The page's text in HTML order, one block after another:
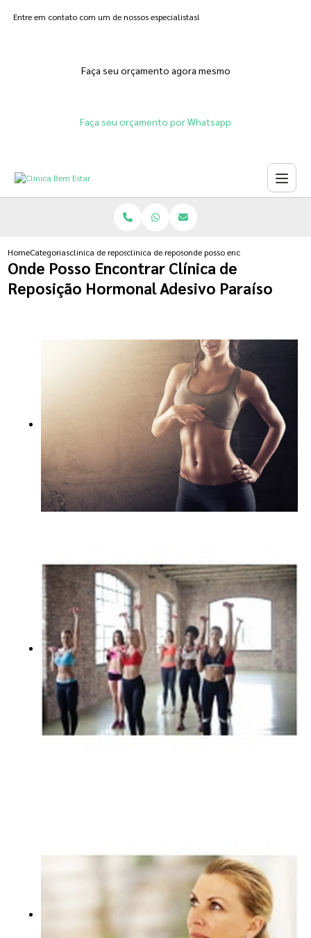
Entre em contato com um de nossos especialistas!
Faça seu orçamento agora mesmo
Faça seu orçamento por Whatsapp
HomeCategoriasclinica de reposicao hormonalclinica de reposicao hormonal em gel
onde posso encontrar clinica de
Onde Posso Encontrar Clínica de
Reposição Hormonal Adesivo Paraíso